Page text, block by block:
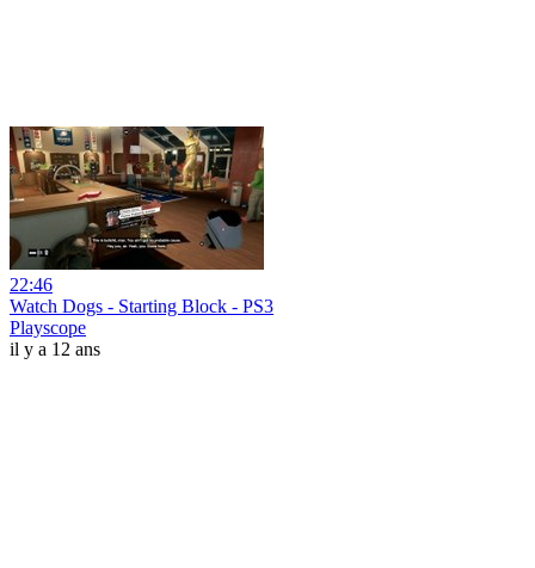
22:46
Watch Dogs - Starting Block - PS3
Playscope
il y a 12 ans